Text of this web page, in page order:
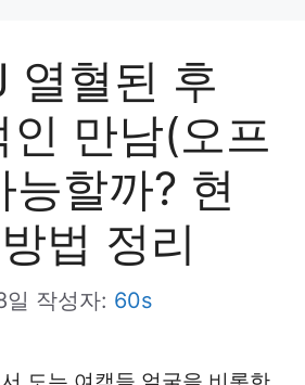
열혈된 후
인 만남(오프
능할까? 현
법 정리
작성자: 60s